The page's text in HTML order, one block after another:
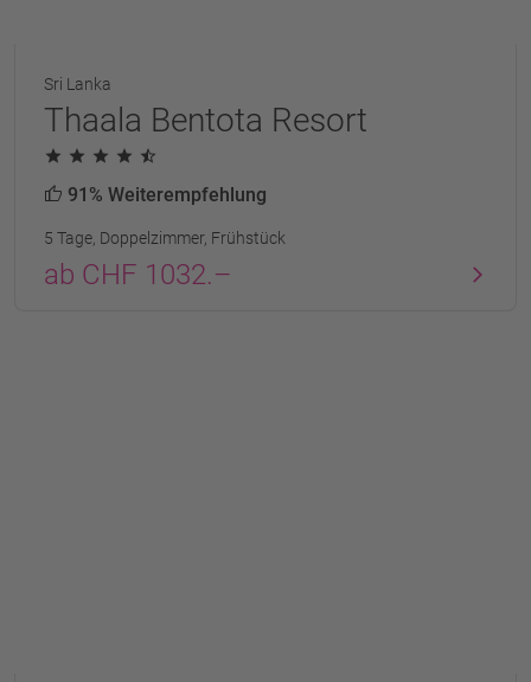
Sri Lanka
Thaala Bentota Resort
91% Weiterempfehlung
5 Tage, Doppelzimmer, Frühstück
ab CHF 1032.–